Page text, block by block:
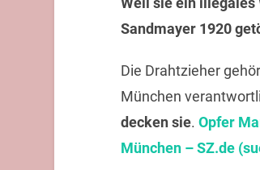
Sandmayer 1920
Die Drahtzieher
München
decken sie. Opfer
München – SZ.de